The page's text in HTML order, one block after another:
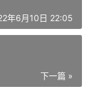
年6月10日 22:05
下一篇 »